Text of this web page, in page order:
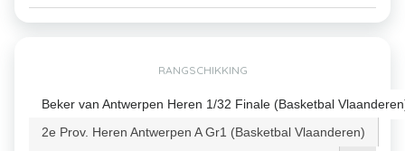
RANGSCHIKKING
Beker van Antwerpen Heren 1/32 Finale (Basketbal
2e Prov. Heren Antwerpen A Gr1 (Basketbal Vlaanderen)